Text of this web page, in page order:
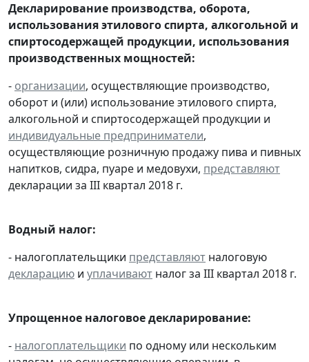
Декларирование производства, оборота,
использования этилового спирта, алкогольной и
спиртосодержащей продукции, использования
производственных мощностей:
- организации, осуществляющие производство,
оборот и (или) использование этилового спирта,
алкогольной и спиртосодержащей продукции и
индивидуальные предприниматели,
осуществляющие розничную продажу пива и пивных
напитков, сидра, пуаре и медовухи, представляют
декларации за III квартал 2018 г.
Водный налог:
- налогоплательщики представляют налоговую
декларацию и уплачивают налог за III квартал 2018 г.
Упрощенное налоговое декларирование:
- налогоплательщики по одному или нескольким